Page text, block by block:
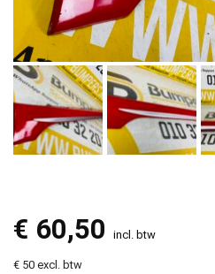
€ 60,50 incl. btw
€ 50 excl. btw